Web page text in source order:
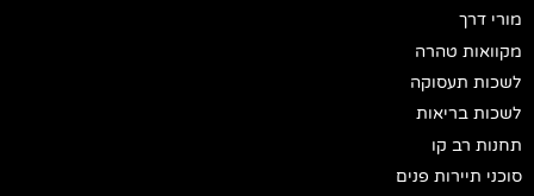
מורי דרך
מקוואות טהרה
לשכות תעסוקה
לשכות בריאות
תחנות רב קו
סוכני תיירות פנים